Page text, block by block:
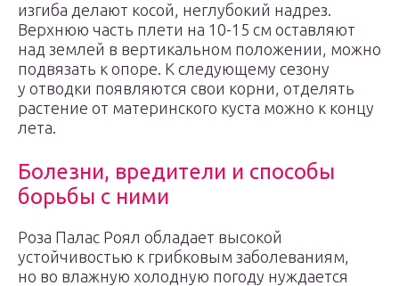
изгиба делают косой, неглубокий надрез.
Верхнюю часть плети на 10-15 см оставляют
над землей в вертикальном положении, можно
подвязать к опоре. К следующему сезону
у отводки появляются свои корни, отделять
растение от материнского куста можно к концу
лета.
Болезни, вредители и способы
борьбы с ними
Роза Палас Роял обладает высокой
устойчивостью к грибковым заболеваниям,
но во влажную холодную погоду нуждается